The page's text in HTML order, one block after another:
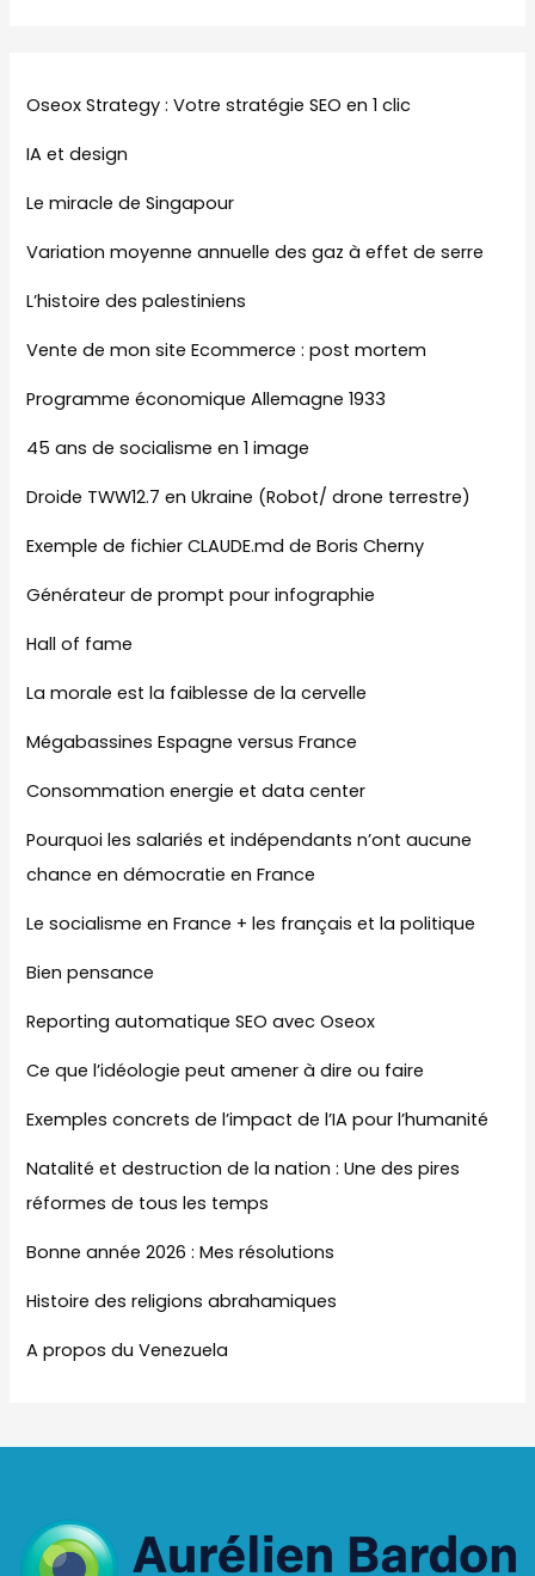
Oseox Strategy : Votre stratégie SEO en 1 clic
IA et design
Le miracle de Singapour
Variation moyenne annuelle des gaz à effet de serre
L’histoire des palestiniens
Vente de mon site Ecommerce : post mortem
Programme économique Allemagne 1933
45 ans de socialisme en 1 image
Droide TWW12.7 en Ukraine (Robot/ drone terrestre)
Exemple de fichier CLAUDE.md de Boris Cherny
Générateur de prompt pour infographie
Hall of fame
La morale est la faiblesse de la cervelle
Mégabassines Espagne versus France
Consommation energie et data center
Pourquoi les salariés et indépendants n’ont aucune
chance en démocratie en France
Le socialisme en France + les français et la politique
Bien pensance
Reporting automatique SEO avec Oseox
Ce que l’idéologie peut amener à dire ou faire
Exemples concrets de l’impact de l’IA pour l’humanité
Natalité et destruction de la nation : Une des pires
réformes de tous les temps
Bonne année 2026 : Mes résolutions
Histoire des religions abrahamiques
A propos du Venezuela